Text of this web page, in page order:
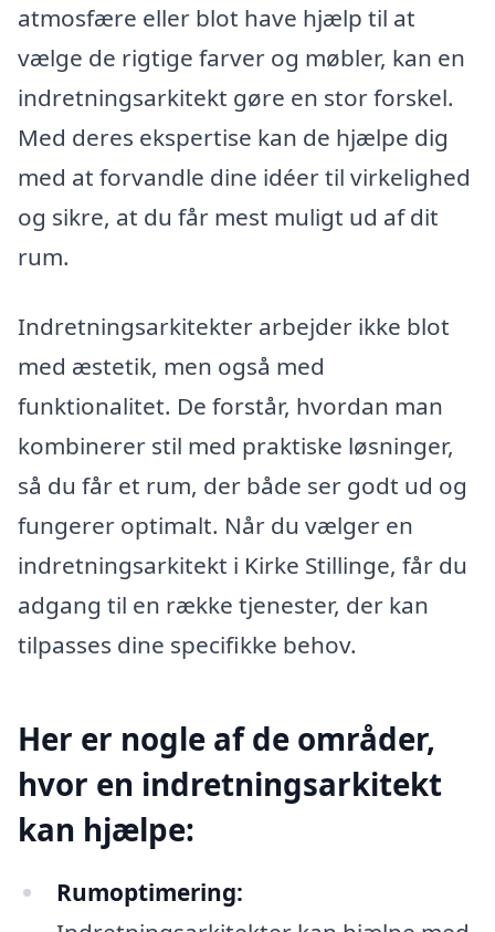
atmosfære eller blot have hjælp til at
vælge de rigtige farver og møbler, kan en
indretningsarkitekt gøre en stor forskel.
Med deres ekspertise kan de hjælpe dig
med at forvandle dine idéer til virkelighed
og sikre, at du får mest muligt ud af dit
rum.
Indretningsarkitekter arbejder ikke blot
med æstetik, men også med
funktionalitet. De forstår, hvordan man
kombinerer stil med praktiske løsninger,
så du får et rum, der både ser godt ud og
fungerer optimalt. Når du vælger en
indretningsarkitekt i Kirke Stillinge, får du
adgang til en række tjenester, der kan
tilpasses dine specifikke behov.
Her er nogle af de områder,
hvor en indretningsarkitekt
kan hjælpe:
Rumoptimering: